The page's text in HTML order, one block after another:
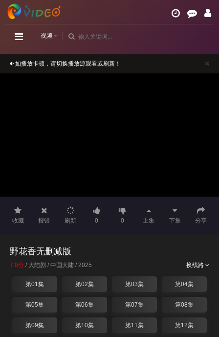
视频
如播放卡顿，请切换播放源观看或刷新！
收藏 报错 刷新 0 0 上集 下集 分享
野花香无删减版
换线路
7.0分 / 大陆剧 / 中国大陆 / 2025
第01集 第02集 第03集 第04集
第05集 第06集 第07集 第08集
第09集 第10集 第11集 第12集